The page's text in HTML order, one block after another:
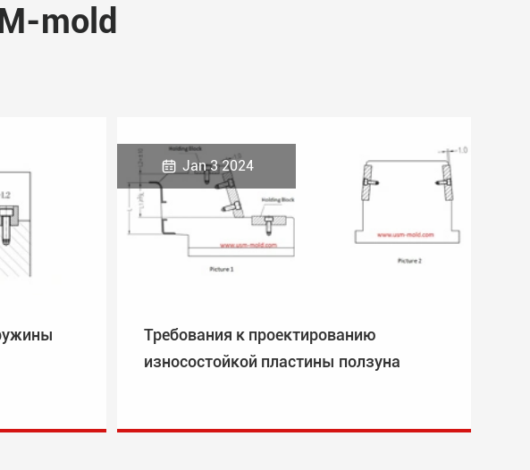
mold
 Jan 3 2024
Требования к проектированию
износостойкой пластины ползуна